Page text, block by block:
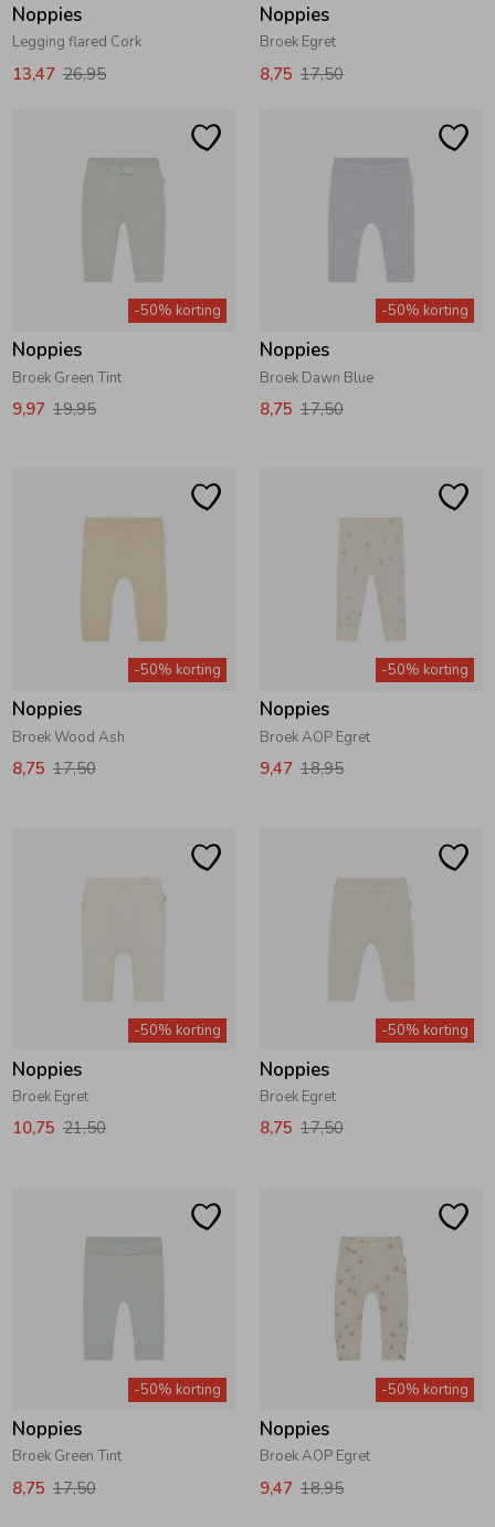
Noppies
Legging flared Cork
13,47 26,95
Noppies
Broek Egret
8,75 17,50
-50% korting
Noppies
Broek Green Tint
9,97 19,95
-50% korting
Noppies
Broek Dawn Blue
8,75 17,50
-50% korting
Noppies
Broek Wood Ash
8,75 17,50
-50% korting
Noppies
Broek AOP Egret
9,47 18,95
-50% korting
Noppies
Broek Egret
10,75 21,50
-50% korting
Noppies
Broek Egret
8,75 17,50
-50% korting
Noppies
Broek Green Tint
8,75 17,50
-50% korting
Noppies
Broek AOP Egret
9,47 18,95